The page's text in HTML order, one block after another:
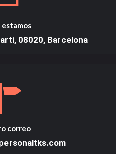
08020, Barcelona
correo